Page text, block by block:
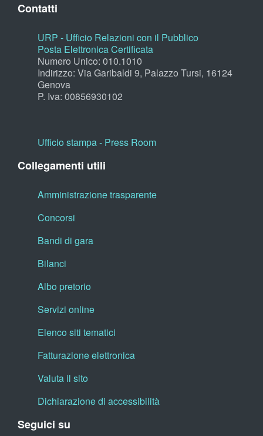
Contatti
URP - Ufficio Relazioni con il Pubblico
Posta Elettronica Certificata
Numero Unico: 010.1010
Indirizzo: Via Garibaldi 9, Palazzo Tursi, 16124
Genova
P. Iva: 00856930102
Ufficio stampa - Press Room
Collegamenti utili
Amministrazione trasparente
Concorsi
Bandi di gara
Bilanci
Albo pretorio
Servizi online
Elenco siti tematici
Fatturazione elettronica
Valuta il sito
Dichiarazione di accessibilità
Seguici su